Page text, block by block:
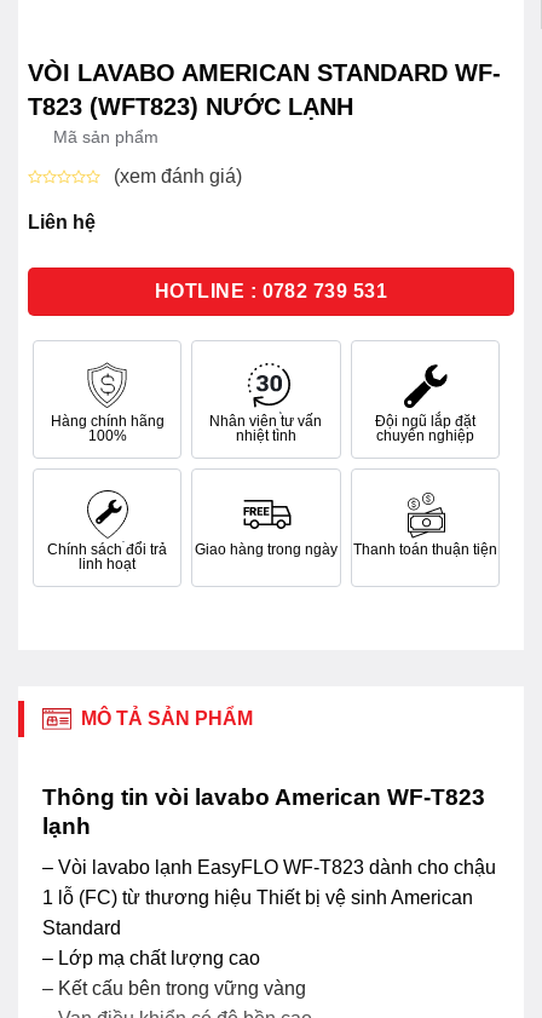
VÒI LAVABO AMERICAN STANDARD WF-
T823 (WFT823) NƯỚC LẠNH
Mã sản phẩm
xếp
hạng
sao
(xem đánh giá)
Liên hệ
HOTLINE : 0782 739 531
Hàng chính hãng
100%
Nhân viên tư vấn
nhiệt tình
Đội ngũ lắp đặt
chuyên nghiệp
Chính sách đổi trả
linh hoạt
Giao hàng trong ngày Thanh toán thuận tiện
MÔ TẢ SẢN PHẨM
Thông tin vòi lavabo American WF-T823​
lạnh
– Vòi lavabo lạnh EasyFLO WF-T823 dành cho chậu
1 lỗ (FC) từ thương hiệu Thiết bị vệ sinh American
Standard
– Lớp mạ chất lượng cao
– Kết cấu bên trong vững vàng